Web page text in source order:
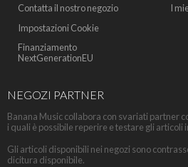
Contatta il nostro negozio
Impostazioni Cookie
Finanziamento
NextGenerationEU
I
NEGOZI PARTNER
Banana Music collabora con svariati partner
i quali è possibile reperire e testare gli articoli
Gli articoli disponibili nei negozi sono
dicitura disponibile.